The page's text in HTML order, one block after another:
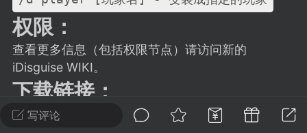
24 23:37
电脑端 整合包分享
主页反馈贴
反馈你遇到的问题 以及 你期望的功能等
不方便可尝试通过邮箱与作者进行反馈
写评论
权限：
查看更多信息（包括权限节点）请访问新的
iDisguise WIKI。
下载链接：